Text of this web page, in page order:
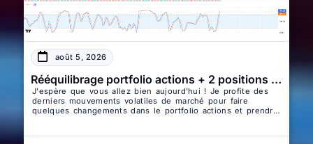
Achat Changement portfolio Mise à jour marché
août 5, 2026
Rééquilibrage portfolio actions + 2 positions de trading sur Bitcoin et Ethereum + Mise à jour des marchés
J'espère que vous allez bien aujourd'hui ! Je profite des
derniers mouvements volatiles de marché pour faire
quelques changements dans le portfolio actions et prendre